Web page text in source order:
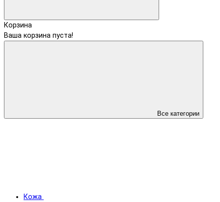
Корзина
Ваша корзина пуста!
Все категории
Кожа